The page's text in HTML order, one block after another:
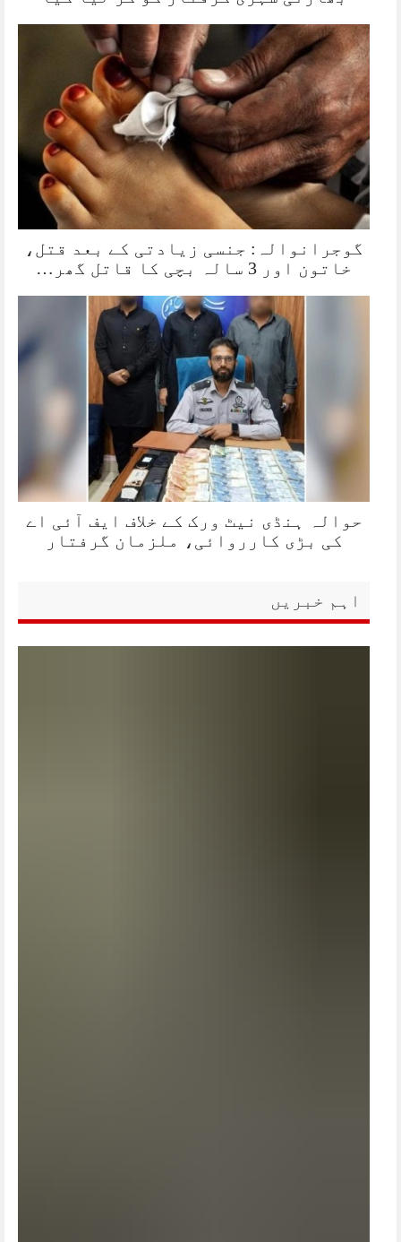
گوجرانوالہ: جنسی زیادتی کے بعد قتل،
خاتون اور 3 سالہ بچی کا قاتل گھر…
حوالہ ہنڈی نیٹ ورک کے خلاف ایف آئی اے
کی بڑی کارروائی، ملزمان گرفتار
اہم خبریں